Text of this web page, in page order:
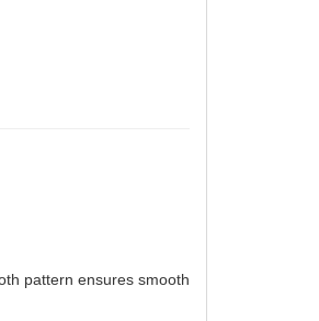
pattern ensures smooth